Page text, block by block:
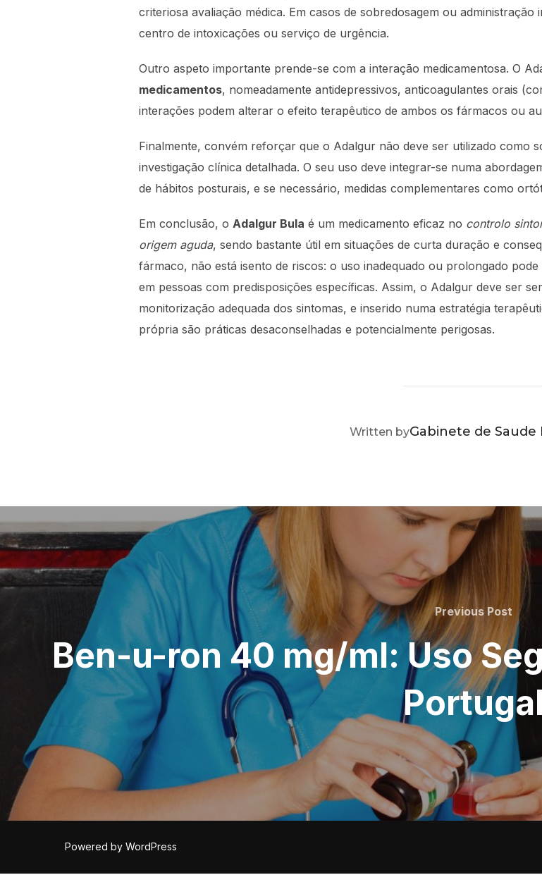
criteriosa avaliação médica. Em casos de sobredosagem ou
centro de intoxicações ou serviço de urgência.
Outro aspeto importante prende-se com a interação medicamentosa. O
medicamentos, nomeadamente antidepressivos, anticoagulantes orais
interações podem alterar o efeito terapêutico de ambos os fármacos ou
Finalmente, convém reforçar que o Adalgur não deve ser utilizado como
investigação clínica detalhada. O seu uso deve integrar-se numa
de hábitos posturais, e se necessário, medidas complementares como
Em conclusão, o Adalgur Bula é um medicamento eficaz no controlo
origem aguda, sendo bastante útil em situações de curta duração e
fármaco, não está isento de riscos: o uso inadequado ou prolongado
em pessoas com predisposições específicas. Assim, o Adalgur deve ser
monitorização adequada dos sintomas, e inserido numa estratégia
própria são práticas desaconselhadas e potencialmente perigosas.
POST AUTHOR
Written byGabinete de Saude
Navegação
de
artigos
Previous
Post
Previous Post
Ben-u-ron 40 mg/ml: Uso
Portugal
Powered by WordPress